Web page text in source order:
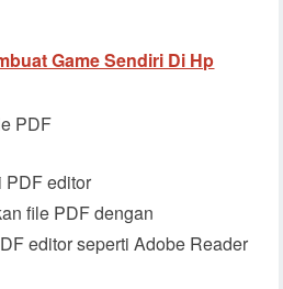
Game Sendiri Di Hp
PDF
PDF editor
file PDF dengan
editor seperti Adobe Reader